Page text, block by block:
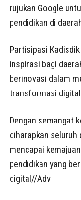
rujukan Google
pendidikan di
Partisipasi
inspirasi bagi
berinovasi dalam
transformasi digital
Dengan semangat
diharapkan seluruh
mencapai
pendidikan yang
digital//Adv